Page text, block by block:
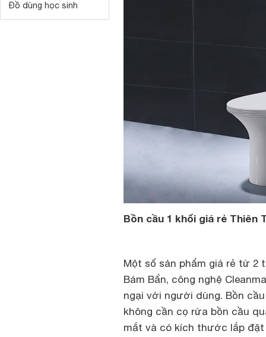
Đồ dùng học sinh
Bồn cầu 1 khối giá rẻ Thiên
Một số sản phẩm giá rẻ từ 2
Bám Bẩn, công nghệ
ngại với người dùng. Bồn
không cần cọ rửa bồn cầu
mắt và có kích thước lắp